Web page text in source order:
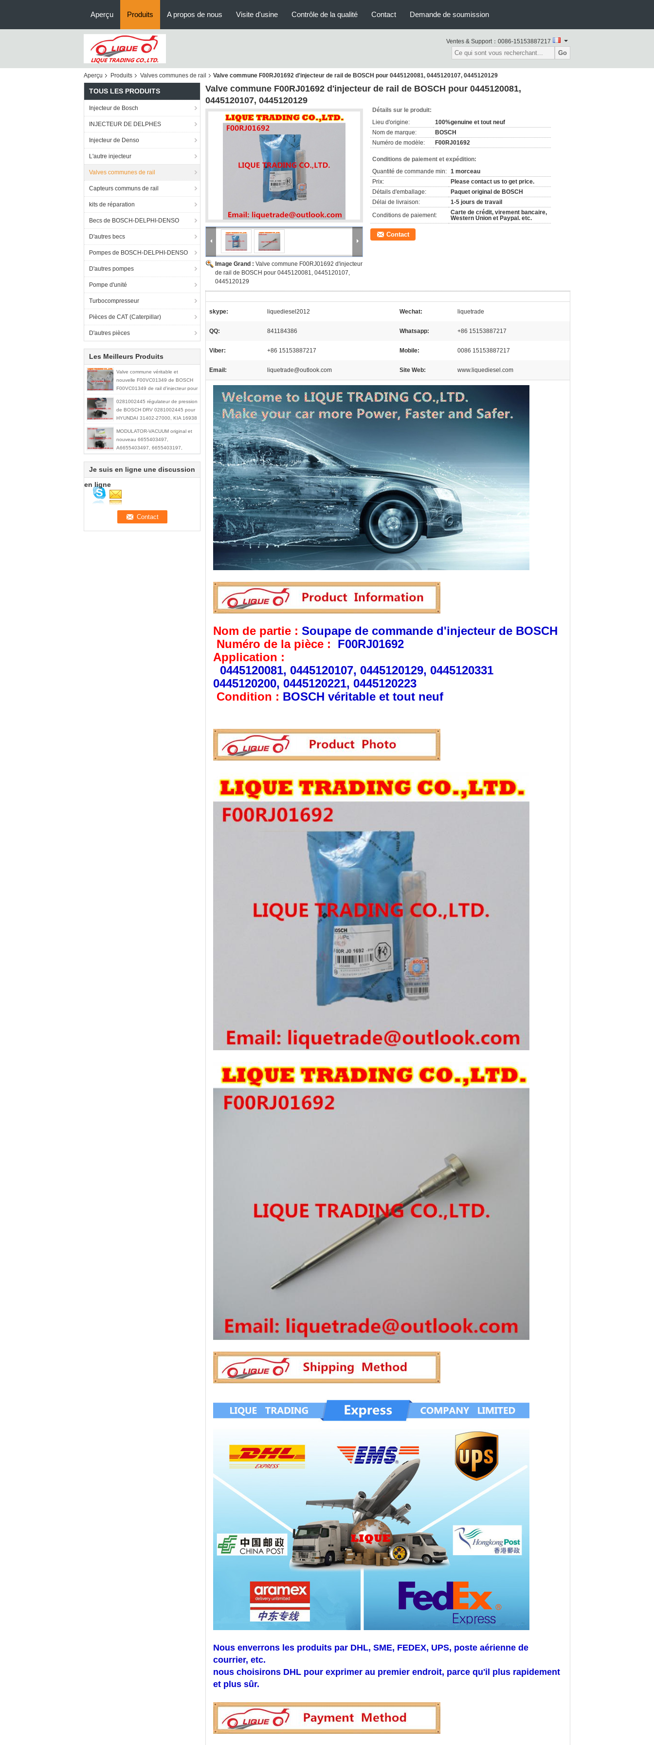
Aperçu Produits A propos de nous Visite d'usine Contrôle de la qualité Contact Demande de soumission
Ventes & Support： 0086-15153887217
Go
Aperçu Produits Valves communes de rail Valve commune F00RJ01692 d'injecteur de rail de BOSCH pour 0445120081, 0445120107, 0445120129
TOUS LES PRODUITS
Injecteur de Bosch
INJECTEUR DE DELPHES
Injecteur de Denso
L'autre injecteur
Valves communes de rail
Capteurs communs de rail
kits de réparation
Becs de BOSCH-DELPHI-DENSO
D'autres becs
Pompes de BOSCH-DELPHI-DENSO
D'autres pompes
Pompe d'unité
Turbocompresseur
Pièces de CAT (Caterpillar)
D'autres pièces
Les Meilleurs Produits
Valve commune véritable et
nouvelle F00VC01349 de BOSCH
F00VC01349 de rail d'injecteur pour
0281002445 régulateur de pression
de BOSCH DRV 0281002445 pour
HYUNDAI 31402-27000, KIA 16938
MODULATOR-VACUUM original et
nouveau 6655403497,
A6655403497, 6655403197,
A6655403197, modulateur de vide
Je suis en ligne une discussion
en ligne
Valve commune F00RJ01692 d'injecteur de rail de BOSCH pour 0445120081,
0445120107, 0445120129
Image Grand : Valve commune F00RJ01692 d'injecteur
de rail de BOSCH pour 0445120081, 0445120107,
0445120129
Détails sur le produit:
Lieu d'origine:
100%genuine et tout neuf
Nom de marque:
BOSCH
Numéro de modèle:
F00RJ01692
Conditions de paiement et expédition:
Quantité de commande min: 1 morceau
Prix:
Please contact us to get price.
Détails d'emballage:
Paquet original de BOSCH
Délai de livraison:
1-5 jours de travail
Conditions de paiement:
Carte de crédit, virement bancaire,
Western Union et Paypal. etc.
Contact
skype: liquediesel2012 Wechat: liquetrade
QQ: 841184386 Whatsapp: +86 15153887217
Viber: +86 15153887217 Mobile: 0086 15153887217
Email: liquetrade@outlook.com Site Web: www.liquediesel.com
Nom de partie : Soupape de commande d'injecteur de BOSCH
Numéro de la pièce : F00RJ01692
Application :
0445120081, 0445120107, 0445120129, 0445120331
0445120200, 0445120221, 0445120223
Condition : BOSCH véritable et tout neuf
Nous enverrons les produits par DHL, SME, FEDEX, UPS, poste aérienne de
courrier, etc.
nous choisirons DHL pour exprimer au premier endroit, parce qu'il plus rapidement
et plus sûr.